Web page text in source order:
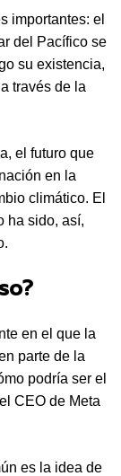
importantes: el
del Pacífico se
su existencia,
través de la
el futuro que
en la
climático. El
ha sido, así,
en el que la
parte de la
podría ser el
CEO de Meta
es la idea de